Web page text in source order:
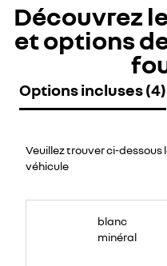
Découvrez
et options
Options incluses (4)
Veuillez trouver ci-dessous
véhicule
blanc
minéral